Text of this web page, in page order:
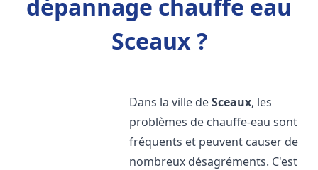
dépannage chauffe eau
Sceaux ?
Dans la ville deSceaux, les
problèmes de chauffe-eau sont
fréquents et peuvent causer de
nombreux désagréments. C'est